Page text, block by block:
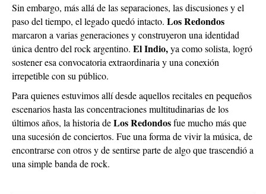
Sin embargo, más allá de las separaciones, las discusiones y el
paso del tiempo, el legado quedó intacto. Los Redondos
marcaron a varias generaciones y construyeron una identidad
única dentro del rock argentino. El Indio,ya como solista, logró
sostener esa convocatoria extraordinaria y una conexión
irrepetible con su público.
Para quienes estuvimos allí desde aquellos recitales en pequeños
escenarios hasta las concentraciones multitudinarias de los
últimos años, la historia deLos Redondosfue mucho más que
una sucesión de conciertos. Fue una forma de vivir la música, de
encontrarse con otros y de sentirse parte de algo que trascendió a
una simple banda de rock.